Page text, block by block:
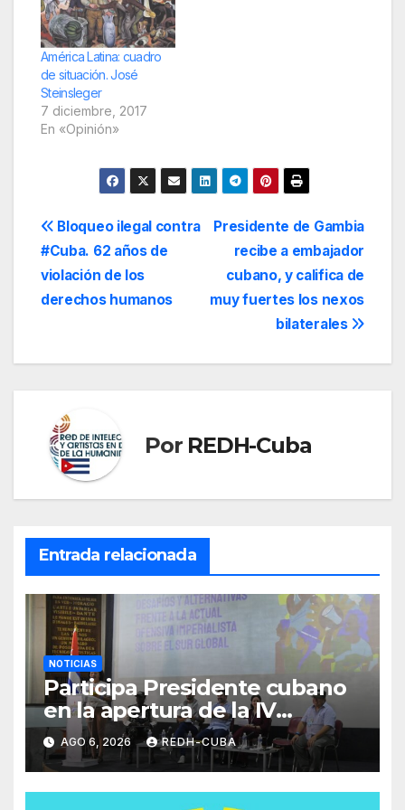
América Latina: cuadro
de situación. José
Steinsleger
7 diciembre, 2017
En «Opinión»
Navegación
de
entradas
Presidente de Gambia
recibe a embajador
cubano, y califica de
muy fuertes los nexos
bilaterales
Bloqueo ilegal contra
#Cuba. 62 años de
violación de los
derechos humanos
Por REDH-Cuba
Entrada relacionada
NOTICIAS
Participa Presidente cubano
en la apertura de la IV
Asamblea Continental ALBA
Movimientos
AGO 6, 2026 REDH-CUBA